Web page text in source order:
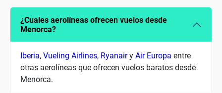
¿Cuales aerolíneas ofrecen vuelos desde
Menorca?
Iberia, Vueling Airlines, Ryanairy Air Europa entre
otras aerolíneas que ofrecen vuelos baratos desde
Menorca.